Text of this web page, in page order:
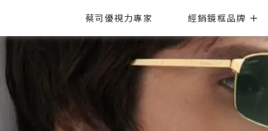
蔡司優視力專家 經銷鏡框品牌